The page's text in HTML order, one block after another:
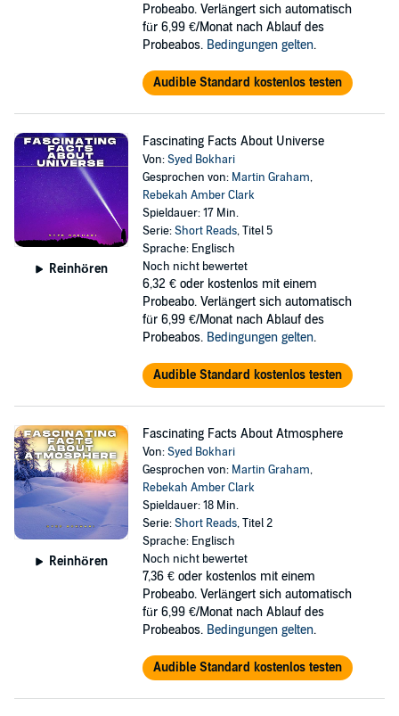
Probeabo. Verlängert sich automatisch
für 6,99 €/Monat nach Ablauf des
Probeabos. Bedingungen gelten.
Audible Standard kostenlos testen
Reinhören
Fascinating Facts About Universe
Von:Syed Bokhari
Gesprochen von: Martin Graham,
Rebekah Amber Clark
Spieldauer: 17 Min.
Serie:Short Reads, Titel 5
Sprache: Englisch
Noch nicht bewertet
6,32 € oder kostenlos mit einem
Probeabo. Verlängert sich automatisch
für 6,99 €/Monat nach Ablauf des
Probeabos. Bedingungen gelten.
Audible Standard kostenlos testen
Reinhören
Fascinating Facts About Atmosphere
Von:Syed Bokhari
Gesprochen von: Martin Graham,
Rebekah Amber Clark
Spieldauer: 18 Min.
Serie:Short Reads, Titel 2
Sprache: Englisch
Noch nicht bewertet
7,36 € oder kostenlos mit einem
Probeabo. Verlängert sich automatisch
für 6,99 €/Monat nach Ablauf des
Probeabos. Bedingungen gelten.
Audible Standard kostenlos testen